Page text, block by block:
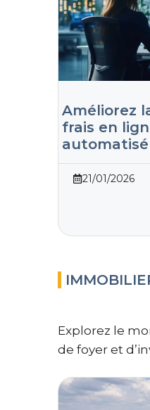
Améliorez
frais en
automatisé
21/01/2026
Explorez le
de foyer et